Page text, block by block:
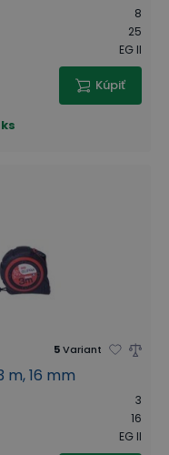
8
25
EG II
Kúpiť
5Variant
m, 16 mm
3
16
EG II